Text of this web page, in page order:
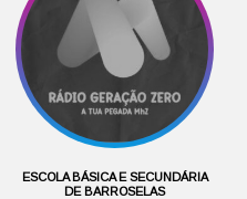
ESCOLA BÁSICA E SECUNDÁRIA
DE BARROSELAS